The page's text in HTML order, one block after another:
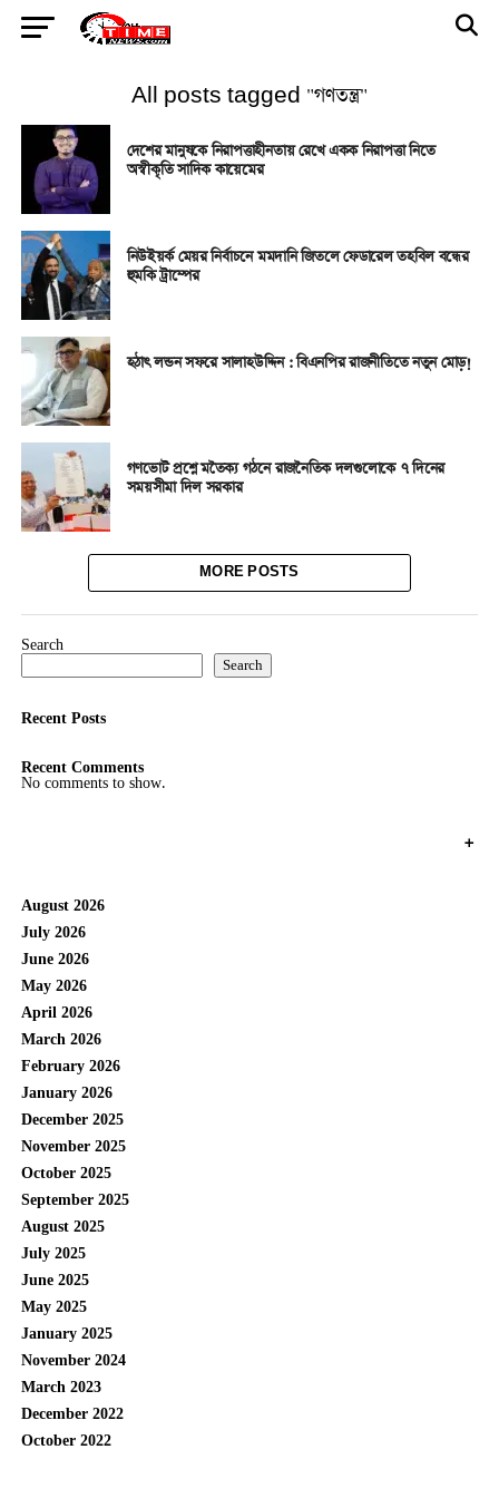
All posts tagged "গণতন্ত্র"
দেশের মানুষকে নিরাপত্তাহীনতায় রেখে একক নিরাপত্তা নিতে
অস্বীকৃতি সাদিক কায়েমের
নিউইয়র্ক মেয়র নির্বাচনে মমদানি জিতলে ফেডারেল তহবিল বন্ধের
হুমকি ট্রাম্পের
হঠাৎ লন্ডন সফরে সালাহউদ্দিন : বিএনপির রাজনীতিতে নতুন মোড়!
গণভোট প্রশ্নে মতৈক্য গঠনে রাজনৈতিক দলগুলোকে ৭ দিনের
সময়সীমা দিল সরকার
MORE POSTS
Search
Search
Recent Posts
Recent Comments
No comments to show.
+
August 2026
July 2026
June 2026
May 2026
April 2026
March 2026
February 2026
January 2026
December 2025
November 2025
October 2025
September 2025
August 2025
July 2025
June 2025
May 2025
January 2025
November 2024
March 2023
December 2022
October 2022